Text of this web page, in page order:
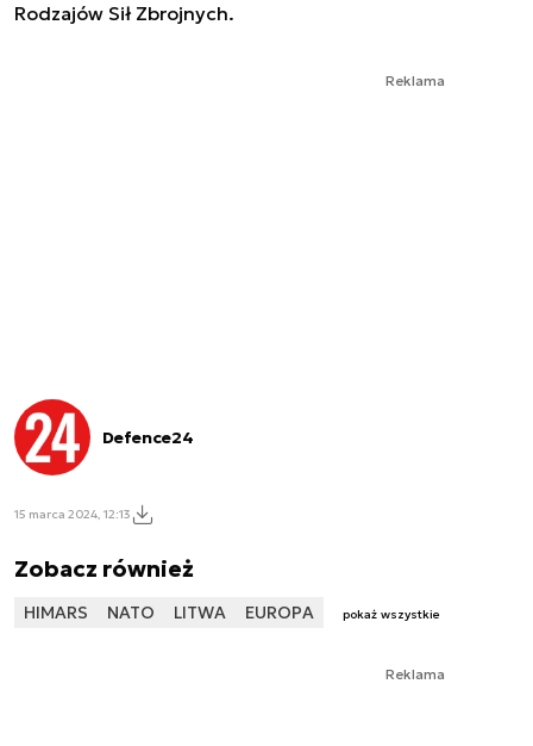
Rodzajów Sił Zbrojnych.
Reklama
Defence24
15 marca 2024, 12:13
Zobacz również
HIMARS NATO LITWA EUROPA pokaż wszystkie
Reklama